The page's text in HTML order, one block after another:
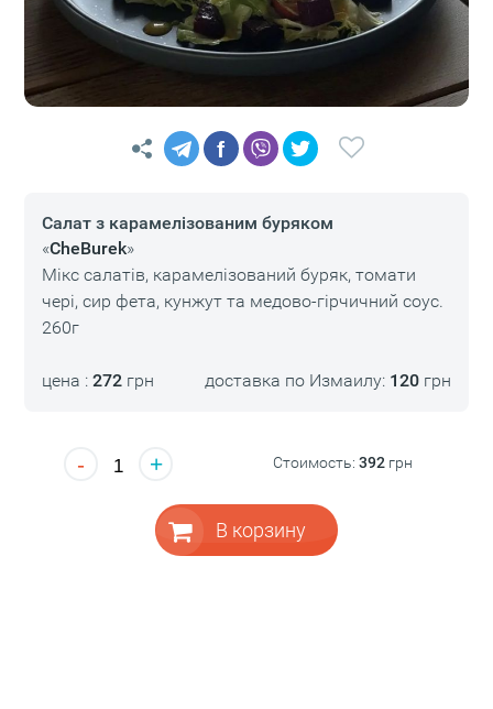
f
Салат з карамелізованим буряком
«CheBurek»
Мікс салатів, карамелізований буряк, томати
чері, сир фета, кунжут та медово-гірчичний соус.
260г
цена : 272грн доставка по Измаилу: 120 грн
- + Стоимость:392 грн
В корзину